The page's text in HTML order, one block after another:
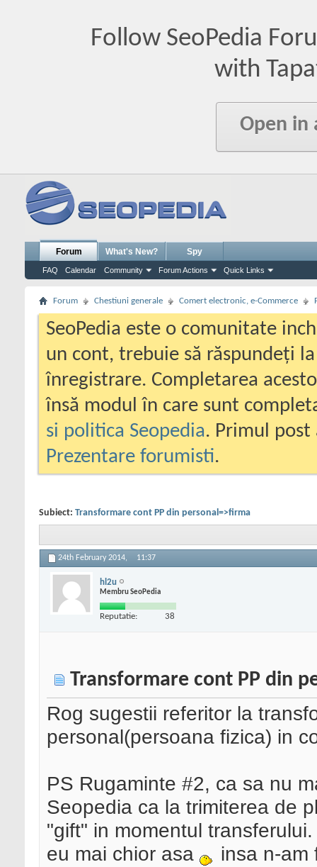
Follow SeoPedia
with
Open in
Forum
FAQ Calendar Community Forum Actions Quick Links
What's New? Spy
Forum Chestiuni generale Comert electronic, e-Commerce
SeoPedia este o comunitate
un cont, trebuie să răspundeți
înregistrare. Completarea
însă modul în care sunt
si politica Seopedia. Primul
Prezentare forumisti.
Subiect: Transformare cont PP din personal=>firma
24th February 2014, 11:37
hl2u
Membru SeoPedia
Reputatie: 38
Transformare cont PP din
Rog sugestii referitor la
personal(persoana fizica) in
PS Rugaminte #2, ca sa nu
Seopedia ca la trimiterea de
"gift" in momentul
eu mai chior asa
insa n-am